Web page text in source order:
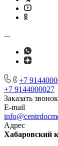
...
+7
+7 9144000027
Заказать звонок
E-mail
Адрес
Хабаровский